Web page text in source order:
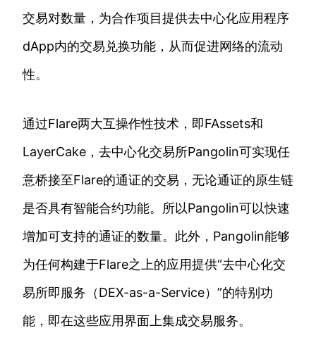
交易对数量，为合作项目提供去中心化应用程序
dApp内的交易兑换功能，从而促进网络的流动
性。
通过Flare两大互操作性技术，即FAssets和
LayerCake，去中心化交易所Pangolin可实现任
意桥接至Flare的通证的交易，无论通证的原生链
是否具有智能合约功能。所以Pangolin可以快速
增加可支持的通证的数量。此外，Pangolin能够
为任何构建于Flare之上的应用提供“去中心化交
易所即服务（DEX-as-a-Service）”的特别功
能，即在这些应用界面上集成交易服务。